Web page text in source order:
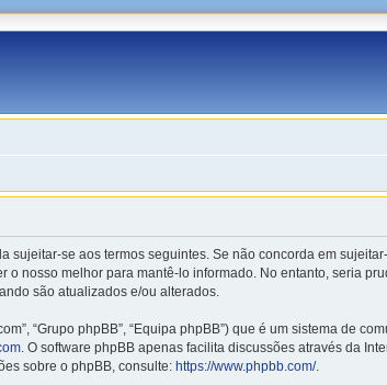
sujeitar-se aos termos seguintes. Se não concorda em
nosso melhor para mantê-lo informado. No entanto, seria
são atualizados e/ou alterados.
“Grupo phpBB”, “Equipa phpBB”) que é um sistema de
. O software phpBB apenas facilita discussões através da
sobre o phpBB, consulte: https://www.phpbb.com/.